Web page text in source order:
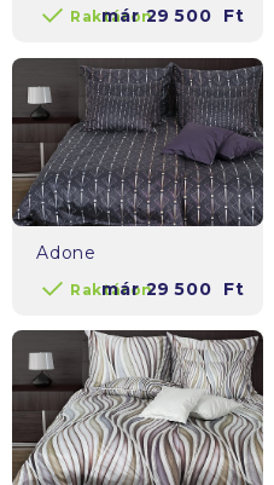
Raktáron
már29 500 Ft
Adone
Raktáron
már29 500 Ft